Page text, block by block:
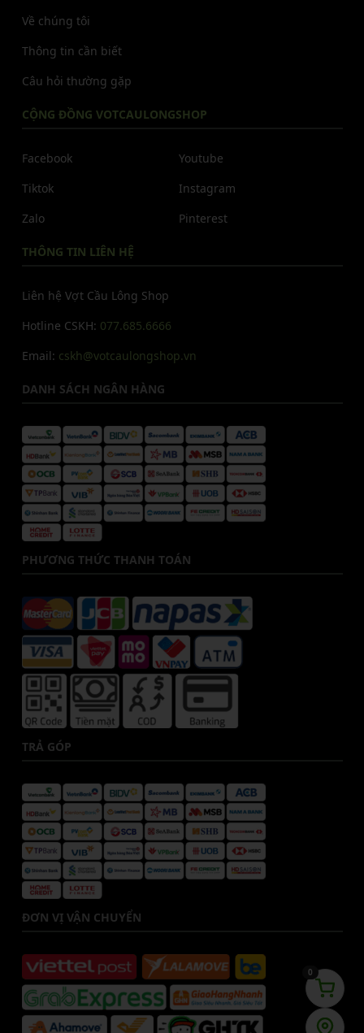
Về chúng tôi
Thông tin cần biết
Câu hỏi thường gặp
CỘNG ĐỒNG VOTCAULONGSHOP
Facebook
Tiktok
Zalo
Youtube
Instagram
Pinterest
THÔNG TIN LIÊN HỆ
Liên hệ Vợt Cầu Lông Shop
Hotline CSKH: 077.685.6666
Email: cskh@votcaulongshop.vn
DANH SÁCH NGÂN HÀNG
PHƯƠNG THỨC THANH TOÁN
TRẢ GÓP
ĐƠN VỊ VẬN CHUYỂN
0